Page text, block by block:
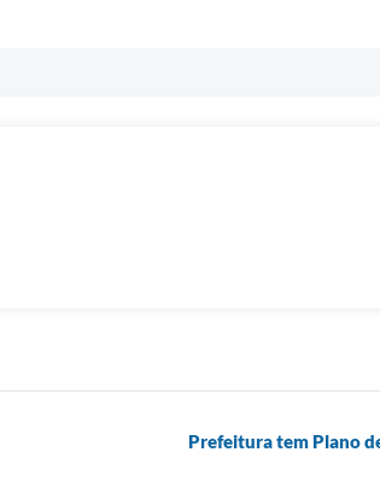
Prefeitura tem Plano